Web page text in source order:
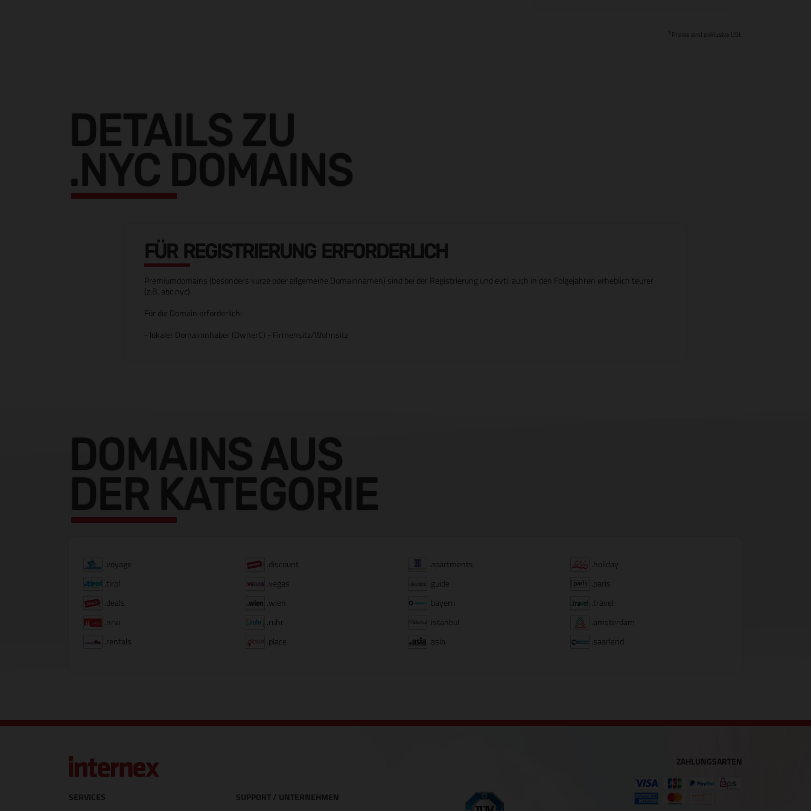
1 Preise sind exklusive USt.
DETAILS ZU
.NYC DOMAINS
FÜR REGISTRIERUNG ERFORDERLICH
Premiumdomains (besonders kurze oder allgemeine Domainnamen) sind bei der Registrierung und evtl. auch in den Folgejahren erheblich teurer
(z.B. abc.nyc).
Für die Domain erforderlich:
- lokaler Domaininhaber (OwnerC) - Firmensitz/Wohnsitz
DOMAINS AUS
DER KATEGORIE
.voyage .discount .apartments
.holiday
.tirol
.vegas .guide
.paris
.deals
.wien .bayern
.travel
.nrw
.ruhr .istanbul
.amsterdam
.rentals
.place .asia .saarland
SERVICES
SUPPORT / UNTERNEHMEN
ZAHLUNGSARTEN